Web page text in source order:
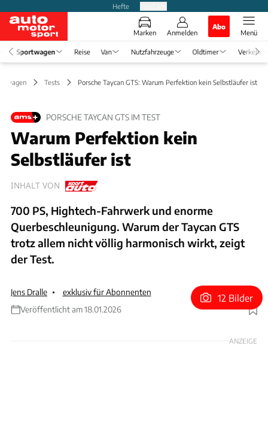
Hefte
Marken Anmelden
Abo
Menü
Sportwagen Reise Van Nutzfahrzeuge Oldtimer Verkehr
Tests Porsche Taycan GTS: Warum Perfektion kein Selbstläufer ist
PORSCHE TAYCAN GTS IM TEST
Warum Perfektion kein
Selbstläufer ist
INHALT VON
700 PS, Hightech-Fahrwerk und enorme
Querbeschleunigung. Warum der Taycan GTS
trotz allem nicht völlig harmonisch wirkt, zeigt
der Test.
Jens Dralle
exklusiv für Abonnenten
Veröffentlicht am 18.01.2026
Foto: Tyson Jopson
12 Bilder
ANZEIGE